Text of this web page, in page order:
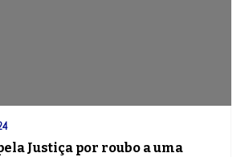
Justiça por roubo a uma